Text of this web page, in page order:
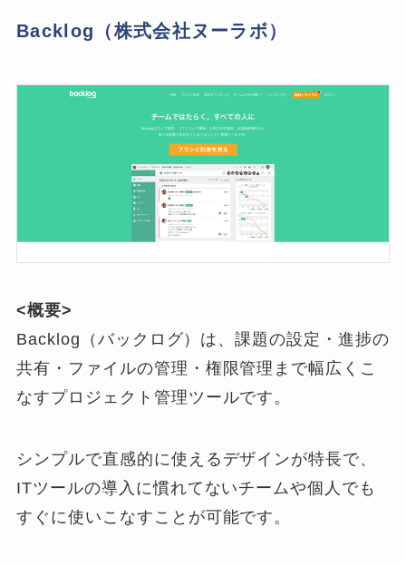
Backlog（株式会社ヌーラボ）
<概要>
Backlog（バックログ）は、課題の設定・進捗の
共有・ファイルの管理・権限管理まで幅広くこ
なすプロジェクト管理ツールです。
シンプルで直感的に使えるデザインが特長で、
ITツールの導入に慣れてないチームや個人でも
すぐに使いこなすことが可能です。